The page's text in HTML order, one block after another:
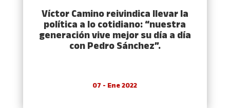
Víctor Camino reivindica llevar la
política a lo cotidiano: “nuestra
generación vive mejor su día a día
con Pedro Sánchez”.
07 - Ene 2022